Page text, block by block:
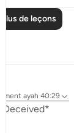
plus de leçons
ayah 40:29
Deceived*